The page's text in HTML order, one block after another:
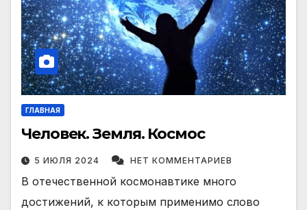
ГЛАВНАЯ
Человек. Земля. Космос
5 ИЮЛЯ 2024 НЕТ КОММЕНТАРИЕВ
В отечественной космонавтике много
достижений, к которым применимо слово